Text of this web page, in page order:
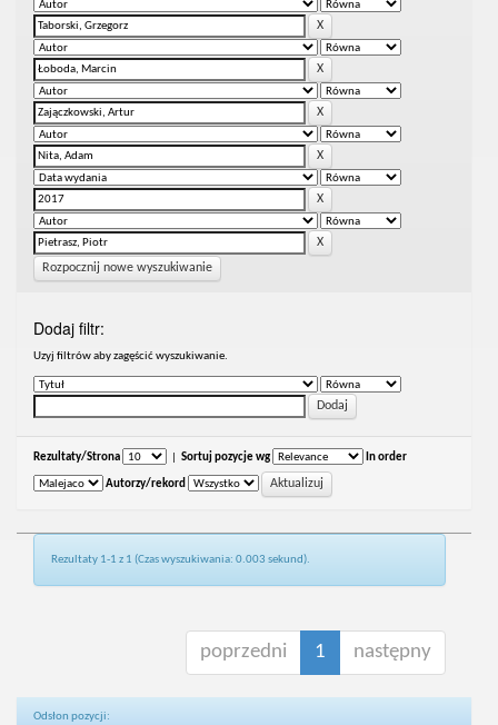
Rozpocznij nowe wyszukiwanie
Dodaj filtr:
Uzyj filtrów aby zagęścić wyszukiwanie.
Rezultaty/Strona Sortuj pozycje wg In order
Autorzy/rekord
Rezultaty 1-1 z 1 (Czas wyszukiwania: 0.003 sekund).
poprzedni 1 następny
Odsłon pozycji: